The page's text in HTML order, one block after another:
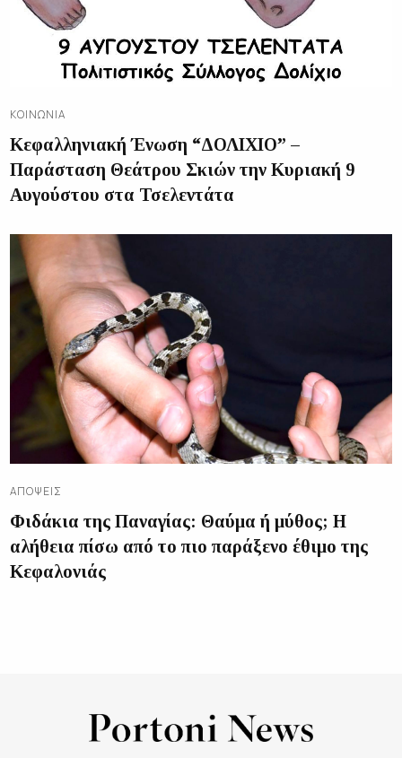
ΚΟΙΝΩΝΊΑ
Κεφαλληνιακή Ένωση “ΔΟΛΙΧΙΟ” –
Παράσταση Θεάτρου Σκιών την Κυριακή 9
Αυγούστου στα Τσελεντάτα
ΑΠΌΨΕΙΣ
Φιδάκια της Παναγίας: Θαύμα ή μύθος; Η
αλήθεια πίσω από το πιο παράξενο έθιμο της
Κεφαλονιάς